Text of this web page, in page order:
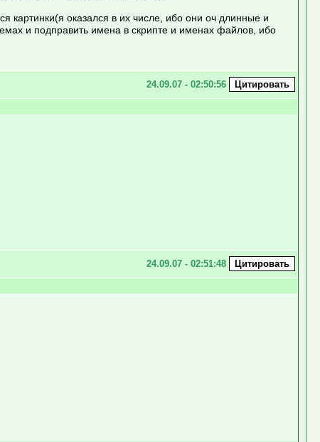
картинки(я оказался в их числе, ибо они оч длинные и
и подправить имена в скрипте и именах файлов, ибо
24.09.07 - 02:50:56
24.09.07 - 02:51:48